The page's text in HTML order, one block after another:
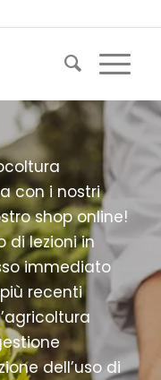
con i nostri
shop online!
di lezioni in
immediato
recenti
dell’uso di